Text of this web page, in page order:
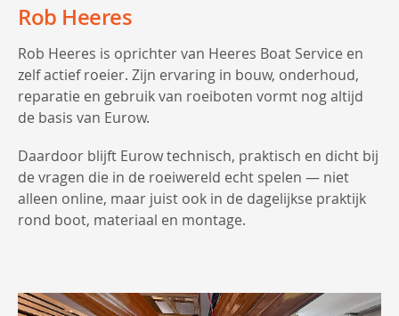
Rob Heeres
Rob Heeres is oprichter van Heeres Boat Service en
zelf actief roeier. Zijn ervaring in bouw, onderhoud,
reparatie en gebruik van roeiboten vormt nog altijd
de basis van Eurow.
Daardoor blijft Eurow technisch, praktisch en dicht bij
de vragen die in de roeiwereld echt spelen — niet
alleen online, maar juist ook in de dagelijkse praktijk
rond boot, materiaal en montage.